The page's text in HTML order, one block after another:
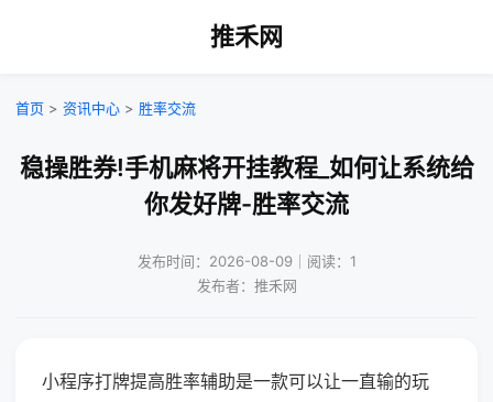
推禾网
首页 > 资讯中心 > 胜率交流
稳操胜券!手机麻将开挂教程_如何让系统给
你发好牌-胜率交流
发布时间：2026-08-09｜阅读：1
发布者：推禾网
小程序打牌提高胜率辅助是一款可以让一直输的玩